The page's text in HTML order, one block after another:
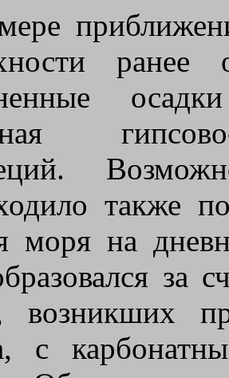
ранее
также
моря на
за
возникших
с